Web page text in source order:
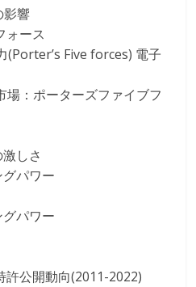
影響
ォース
(Porter’s Five forces) 電子
場：ポーターズファイブフ
しさ
パワー
パワー
許公開動向(2011-2022)